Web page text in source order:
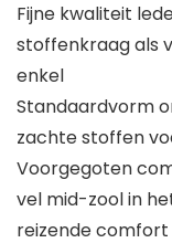
Fijne kwaliteit
stoffenkraag als
enkel
Standaardvorm
zachte stoffen
Voorgegoten
vel mid-zool in
reizende comfort